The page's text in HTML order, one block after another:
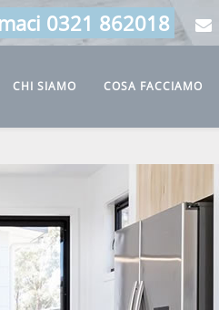
0321 862018
CHI SIAMO COSA FACCIAMO